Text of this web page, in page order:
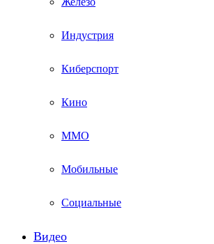
Индустрия
Киберспорт
Кино
ММО
Мобильные
Социальные
Видео